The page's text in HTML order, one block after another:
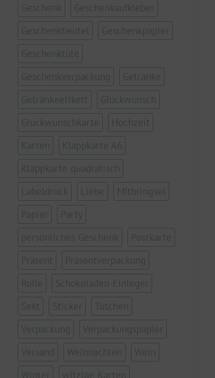
Geschenk
Geschenkaufkleber
Geschenkbeutel
Geschenkpapier
Geschenktüte
Geschenkverpackung
Getränke
Getränkeetikett
Glückwunsch
Glückwunschkarte
Hochzeit
Karten
Klappkarte A6
Klappkarte quadratisch
Labeldruck
Liebe
Mitbringsel
Papier
Party
persönliches Geschenk
Postkarte
Präsent
Präsentverpackung
Rolle
Schokoladen-Einleger
Sekt
Sticker
Tütchen
Verpackung
Verpackungspapier
Versand
Weihnachten
Wein
Winter
witzige Karten
– bunt“ (5
AUFKLEBER
Aufkleber „Regenbogen“ (5
Stück im Set)
1,00 €
Enthält 19% MwSt.
1,00€ / 1 Stück)
zzgl.Versand
Lieferzeit: ca. 2-3 Werktage